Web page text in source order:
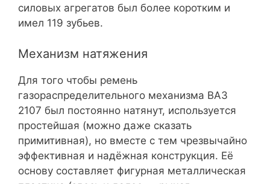
силовых агрегатов был более коротким и
имел 119 зубьев.
Механизм натяжения
Для того чтобы ремень
газораспределительного механизма ВАЗ
2107 был постоянно натянут, используется
простейшая (можно даже сказать
примитивная), но вместе с тем чрезвычайно
эффективная и надёжная конструкция. Её
основу составляет фигурная металлическая